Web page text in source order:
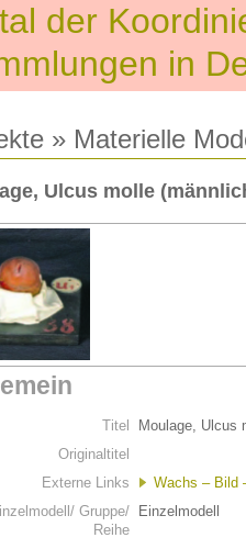
der
in
» Materielle
Ulcus molle
Titel
Moulage, Ulcus
Originaltitel
Externe Links
Wachs – Bild
Gruppe/
Reihe
Einzelmodell